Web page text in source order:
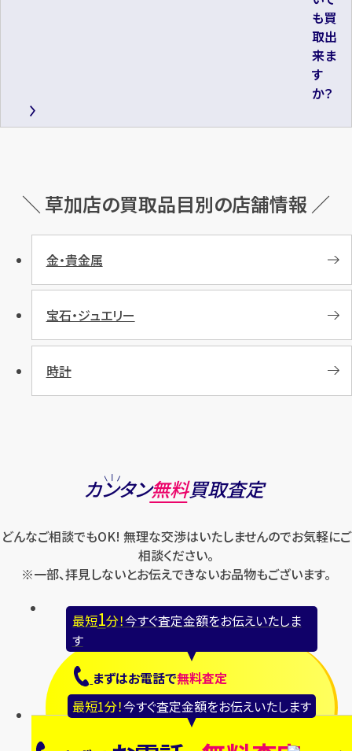
最短1分！今すぐ査定金額をお伝えいたします
も買
取出
来ま
す
か？
＼ 草加店の買取品目別の店舗情報 ／
金・貴金属
宝石・ジュエリー
時計
カンタン無料買取査定
どんなご相談でもOK! 無理な交渉はいたしませんのでお気軽にご
相談ください。
※一部、拝見しないとお伝えできないお品物もございます。
最短1分！今すぐ査定金額をお伝えいたしま
す
まずはお電話で無料査定
【総合受付】24時間・年中無休(年末年始除